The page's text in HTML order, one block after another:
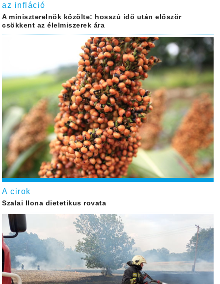
az infláció
A miniszterelnök közölte: hosszú idő után először
csökkent az élelmiszerek ára
A cirok
Szalai Ilona dietetikus rovata